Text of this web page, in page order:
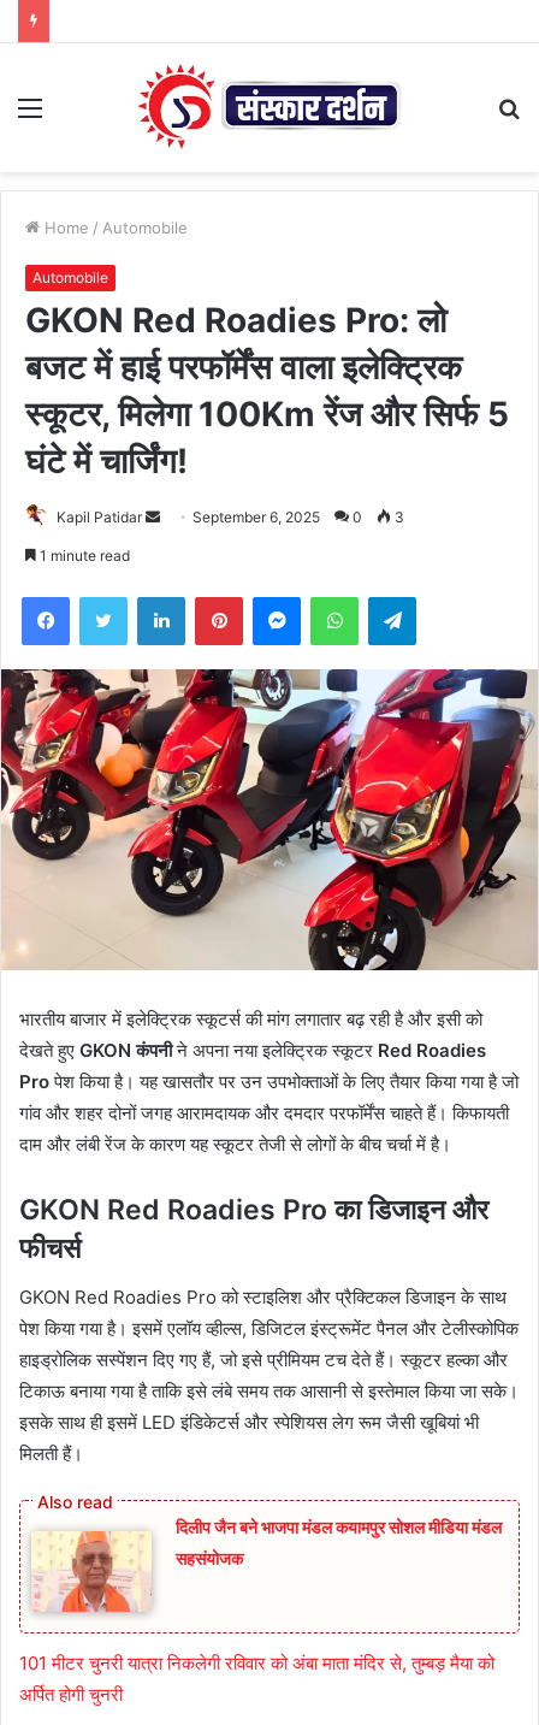
Menu
Home / Automobile
Automobile
GKON Red Roadies Pro: लो
बजट में हाई परफॉर्मेंस वाला इलेक्ट्रिक
स्कूटर, मिलेगा 100Km रेंज और सिर्फ 5
घंटे में चार्जिंग!
Kapil Patidar
Send September 6, 2025 0 3
1 minute read
FacebookTwitter LinkedInPinterestMessengerWhatsAppTelegram
भारतीय बाजार में इलेक्ट्रिक स्कूटर्स की मांग लगातार बढ़ रही है और इसी को
देखते हुए GKON कंपनीने अपना नया इलेक्ट्रिक स्कूटर Red Roadies
Proपेश किया है। यह खासतौर पर उन उपभोक्ताओं के लिए तैयार किया गया है जो
गांव और शहर दोनों जगह आरामदायक और दमदार परफॉर्मेंस चाहते हैं। किफायती
दाम और लंबी रेंज के कारण यह स्कूटर तेजी से लोगों के बीच चर्चा में है।
GKON Red Roadies Pro का डिजाइन और
फीचर्स
GKON Red Roadies Pro को स्टाइलिश और प्रैक्टिकल डिजाइन के साथ
पेश किया गया है। इसमें एलॉय व्हील्स, डिजिटल इंस्ट्रूमेंट पैनल और टेलीस्कोपिक
हाइड्रोलिक सस्पेंशन दिए गए हैं, जो इसे प्रीमियम टच देते हैं। स्कूटर हल्का और
टिकाऊ बनाया गया है ताकि इसे लंबे समय तक आसानी से इस्तेमाल किया जा सके।
इसके साथ ही इसमें LED इंडिकेटर्स और स्पेशियस लेग रूम जैसी खूबियां भी
मिलती हैं।
दिलीप जैन बने भाजपा मंडल कयामपुर सोशल मीडिया मंडल
सहसंयोजक
101 मीटर चुनरी यात्रा निकलेगी रविवार को अंबा माता मंदिर से, तुम्बड़ मैया को
अर्पित होगी चुनरी